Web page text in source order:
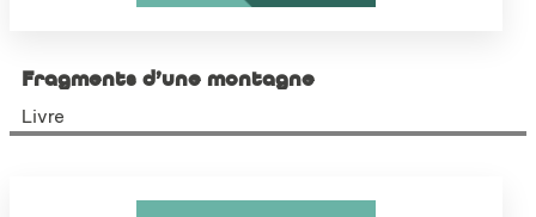
Fragments d’une montagne
Livre